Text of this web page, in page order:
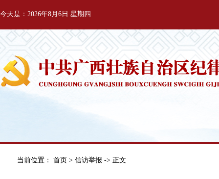
今天是：2026年8月6日 星期四
当前位置： 首页 > 信访举报 -> 正文